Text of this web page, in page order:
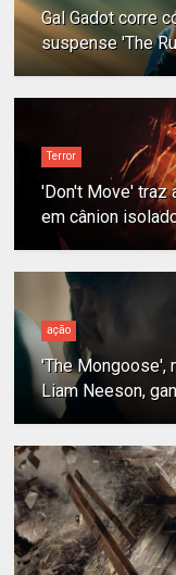
Gal Gadot corre
suspense 'The
Terror
'Don't Move' traz
em cânion
ação
'The Mongoose',
Liam Neeson,